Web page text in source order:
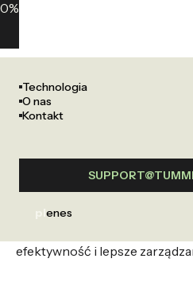
Technologia
O nas
Kontakt
enes
IIOT dla Portów
Infrastrutkura
Tworzymy kompleksową
(IIoT) dla portów,
infrastruktury, optymalizację
efektywność i lepsze
0%